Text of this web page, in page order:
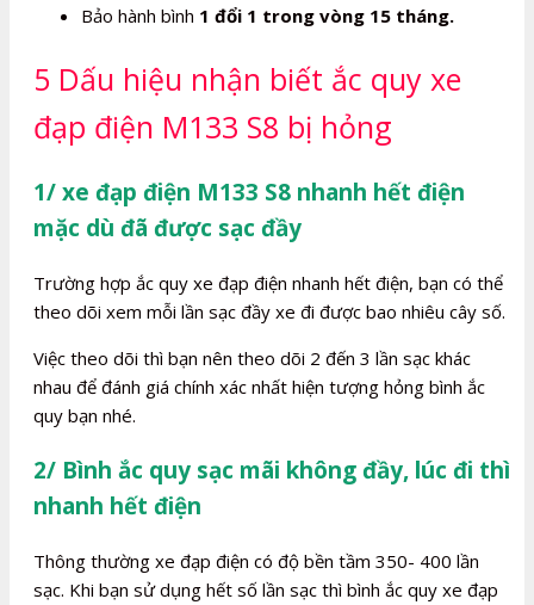
Bảo hành bình 1 đổi 1 trong vòng 15 tháng.
5 Dấu hiệu nhận biết ắc quy xe
đạp điện M133 S8 bị hỏng
1/ xe đạp điện M133 S8 nhanh hết điện
mặc dù đã được sạc đầy
Trường hợp ắc quy xe đạp điện nhanh hết điện, bạn có thể
theo dõi xem mỗi lần sạc đầy xe đi được bao nhiêu cây số.
Việc theo dõi thì bạn nên theo dõi 2 đến 3 lần sạc khác
nhau để đánh giá chính xác nhất hiện tượng hỏng bình ắc
quy bạn nhé.
2/ Bình ắc quy sạc mãi không đầy, lúc đi thì
nhanh hết điện
Thông thường xe đạp điện có độ bền tầm 350- 400 lần
sạc. Khi bạn sử dụng hết số lần sạc thì bình ắc quy xe đạp